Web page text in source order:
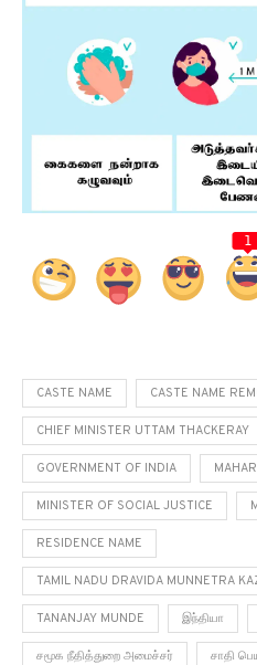
1
CASTE NAME CASTE NAME
CHIEF MINISTER UTTAM THACKERAY
GOVERNMENT OF INDIA
MINISTER OF SOCIAL JUSTICE
RESIDENCE NAME
TAMIL NADU DRAVIDA MUNNETRA
TANANJAY MUNDE இந்தியா
சமூக நீதித்துறை அமைச்சர் சாதி